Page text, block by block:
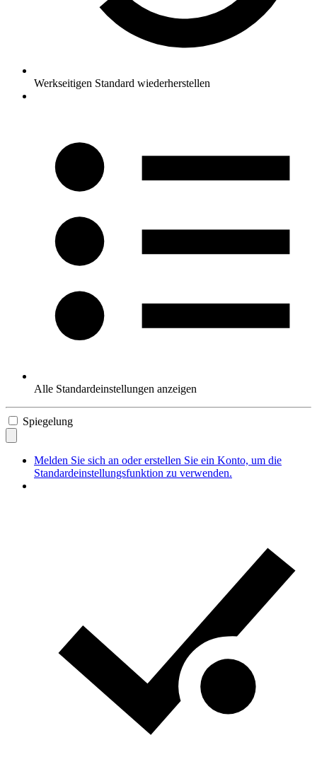
Werkseitigen Standard wiederherstellen
Alle Standardeinstellungen anzeigen
Spiegelung
Melden Sie sich an oder erstellen Sie ein Konto, um die
Standardeinstellungsfunktion zu verwenden.